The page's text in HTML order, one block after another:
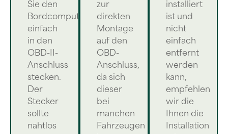
Sie den
Bordcomputer
einfach
in den
OBD-II-
Anschluss
stecken.
Der
Stecker
sollte
nahtlos
zur
direkten
Montage
auf den
OBD-
Anschluss,
da sich
dieser
bei
manchen
Fahrzeugen
installiert
ist und
nicht
einfach
entfernt
werden
kann,
empfehlen
wir die
Ihnen die
Installation